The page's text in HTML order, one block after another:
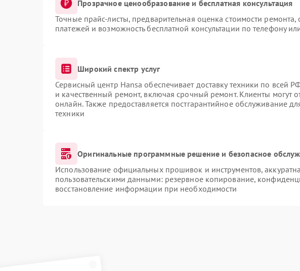
Прозрачное ценообразование и бесплатная консультация
Точные прайс-листы, предварительная оценка стоимости ремонта,
платежей и возможность бесплатной консультации по телефону
Широкий спектр услуг
Сервисный центр Hansa обеспечивает доставку техники по всей
и качественный ремонт, включая срочный ремонт. Клиенты могут
онлайн. Также предоставляется постгарантийное обслуживание
техники
Оригинальные программные решение и безопасное
Использование официальных прошивок и инструментов,
пользовательскими данными: резервное копирование,
восстановление информации при необходимости